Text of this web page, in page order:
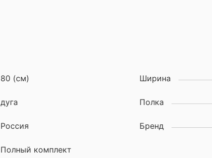
80 (см) Ширина
дуга Полка
Россия Бренд
Полный комплект